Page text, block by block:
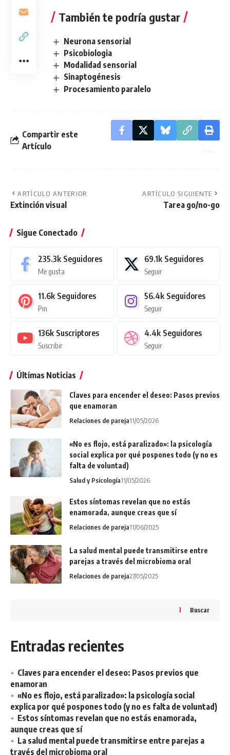
También te podría gustar
Neurona sensorial
Psicobiologia
Modalidad sensorial
Sinaptogénesis
Procesamiento paralelo
Compartir este
Artículo
ARTÍCULO ANTERIOR
Extinción visual
ARTÍCULO SIGUIENTE
Tarea go/no-go
Sigue Conectado
235.3k Seguidores
Me gusta
69.1k Seguidores
Seguir
11.6k Seguidores
Pin
56.4k Seguidores
Seguir
136k Suscriptores
Suscribir
4.4k Seguidores
Seguir
Últimas Noticias
Claves para encender el deseo: Pasos previos
que enamoran
Relaciones de pareja11/05/2026
«No es flojo, está paralizado»: la psicología
social explica por qué pospones todo (y no es
falta de voluntad)
Salud y Psicología11/05/2026
Estos síntomas revelan que no estás
enamorada, aunque creas que sí
Relaciones de pareja11/06/2025
La salud mental puede transmitirse entre
parejas a través del microbioma oral
Relaciones de pareja27/05/2025
Buscar
Entradas recientes
Claves para encender el deseo: Pasos previos que
enamoran
«No es flojo, está paralizado»: la psicología social
explica por qué pospones todo (y no es falta de voluntad)
Estos síntomas revelan que no estás enamorada,
aunque creas que sí
La salud mental puede transmitirse entre parejas a
través del microbioma oral